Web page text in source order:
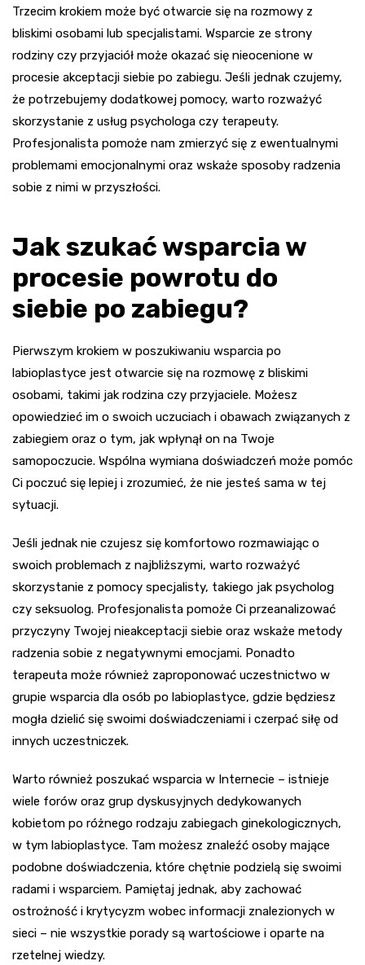
Trzecim krokiem może być otwarcie się na rozmowy z
bliskimi osobami lub specjalistami. Wsparcie ze strony
rodziny czy przyjaciół może okazać się nieocenione w
procesie akceptacji siebie po zabiegu. Jeśli jednak czujemy,
że potrzebujemy dodatkowej pomocy, warto rozważyć
skorzystanie z usług psychologa czy terapeuty.
Profesjonalista pomoże nam zmierzyć się z ewentualnymi
problemami emocjonalnymi oraz wskaże sposoby radzenia
sobie z nimi w przyszłości.
Jak szukać wsparcia w
procesie powrotu do
siebie po zabiegu?
Pierwszym krokiem w poszukiwaniu wsparcia po
labioplastyce jest otwarcie się na rozmowę z bliskimi
osobami, takimi jak rodzina czy przyjaciele. Możesz
opowiedzieć im o swoich uczuciach i obawach związanych z
zabiegiem oraz o tym, jak wpłynął on na Twoje
samopoczucie. Wspólna wymiana doświadczeń może pomóc
Ci poczuć się lepiej i zrozumieć, że nie jesteś sama w tej
sytuacji.
Jeśli jednak nie czujesz się komfortowo rozmawiając o
swoich problemach z najbliższymi, warto rozważyć
skorzystanie z pomocy specjalisty, takiego jak psycholog
czy seksuolog. Profesjonalista pomoże Ci przeanalizować
przyczyny Twojej nieakceptacji siebie oraz wskaże metody
radzenia sobie z negatywnymi emocjami. Ponadto
terapeuta może również zaproponować uczestnictwo w
grupie wsparcia dla osób po labioplastyce, gdzie będziesz
mogła dzielić się swoimi doświadczeniami i czerpać siłę od
innych uczestniczek.
Warto również poszukać wsparcia w Internecie – istnieje
wiele forów oraz grup dyskusyjnych dedykowanych
kobietom po różnego rodzaju zabiegach ginekologicznych,
w tym labioplastyce. Tam możesz znaleźć osoby mające
podobne doświadczenia, które chętnie podzielą się swoimi
radami i wsparciem. Pamiętaj jednak, aby zachować
ostrożność i krytycyzm wobec informacji znalezionych w
sieci – nie wszystkie porady są wartościowe i oparte na
rzetelnej wiedzy.